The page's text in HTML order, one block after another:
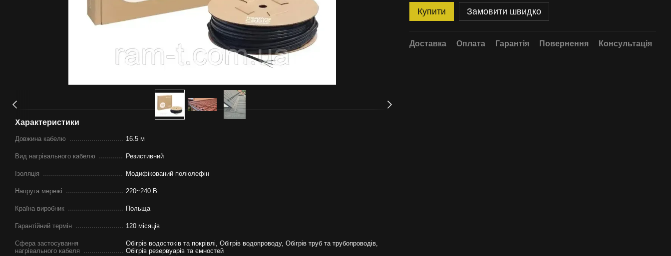
Характеристики
Довжина кабелю 16.5 м
Вид нагрівального кабелю Резистивний
Ізоляція Модифікований поліолефін
Напруга мережі 220~240 В
Країна виробник Польща
Гарантійний термін 120 місяців
Сфера застосування
нагрівального кабеля
Обігрів водостоків та покрівлі, Обігрів водопроводу, Обігрів труб та трубопроводів,
Обігрів резервуарів та ємностей
Купити Замовити швидко
Доставка Оплата Гарантія Повернення Консультація